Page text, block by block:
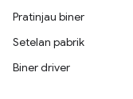
Pratinjau biner
Setelan pabrik
Biner driver